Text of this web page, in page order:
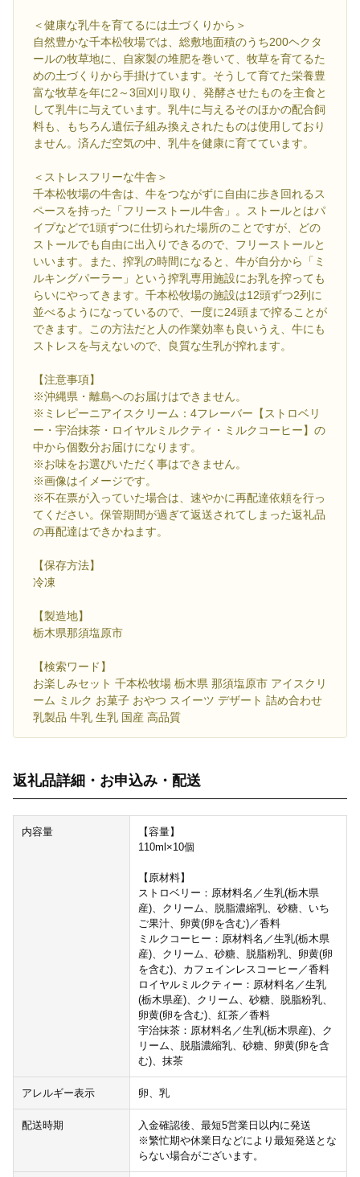
＜健康な乳牛を育てるには土づくりから＞
自然豊かな千本松牧場では、総敷地面積のうち200ヘクタ
ールの牧草地に、自家製の堆肥を巻いて、牧草を育てるた
めの土づくりから手掛けています。そうして育てた栄養豊
富な牧草を年に2～3回刈り取り、発酵させたものを主食と
して乳牛に与えています。乳牛に与えるそのほかの配合飼
料も、もちろん遺伝子組み換えされたものは使用しており
ません。済んだ空気の中、乳牛を健康に育てています。
＜ストレスフリーな牛舎＞
千本松牧場の牛舎は、牛をつながずに自由に歩き回れるス
ペースを持った「フリーストール牛舎」。ストールとはパ
イプなどで1頭ずつに仕切られた場所のことですが、どの
ストールでも自由に出入りできるので、フリーストールと
いいます。また、搾乳の時間になると、牛が自分から「ミ
ルキングパーラー」という搾乳専用施設にお乳を搾っても
らいにやってきます。千本松牧場の施設は12頭ずつ2列に
並べるようになっているので、一度に24頭まで搾ることが
できます。この方法だと人の作業効率も良いうえ、牛にも
ストレスを与えないので、良質な生乳が搾れます。
【注意事項】
※沖縄県・離島へのお届けはできません。
※ミレピーニアイスクリーム：4フレーバー【ストロベリ
ー・宇治抹茶・ロイヤルミルクティ・ミルクコーヒー】の
中から個数分お届けになります。
※お味をお選びいただく事はできません。
※画像はイメージです。
※不在票が入っていた場合は、速やかに再配達依頼を行っ
てください。保管期間が過ぎて返送されてしまった返礼品
の再配達はできかねます。
【保存方法】
冷凍
【製造地】
栃木県那須塩原市
【検索ワード】
お楽しみセット 千本松牧場 栃木県 那須塩原市 アイスクリ
ーム ミルク お菓子 おやつ スイーツ デザート 詰め合わせ
乳製品 牛乳 生乳 国産 高品質
返礼品詳細・お申込み・配送
内容量
【容量】
110ml×10個
【原材料】
ストロベリー：原材料名／生乳(栃木県
産)、クリーム、脱脂濃縮乳、砂糖、いち
ご果汁、卵黄(卵を含む)／香料
ミルクコーヒー：原材料名／生乳(栃木県
産)、クリーム、砂糖、脱脂粉乳、卵黄(卵
を含む)、カフェインレスコーヒー／香料
ロイヤルミルクティー：原材料名／生乳
(栃木県産)、クリーム、砂糖、脱脂粉乳、
卵黄(卵を含む)、紅茶／香料
宇治抹茶：原材料名／生乳(栃木県産)、ク
リーム、脱脂濃縮乳、砂糖、卵黄(卵を含
む)、抹茶
アレルギー表示 卵、乳
配送時期
入金確認後、最短5営業日以内に発送
※繁忙期や休業日などにより最短発送とな
らない場合がございます。